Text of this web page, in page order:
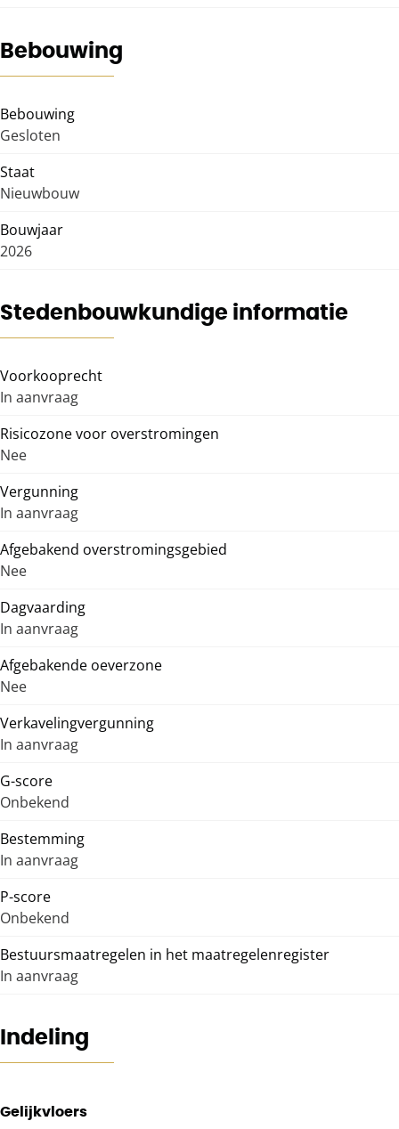
Bebouwing
Bebouwing
Gesloten
Staat
Nieuwbouw
Bouwjaar
2026
Stedenbouwkundige informatie
Voorkooprecht
In aanvraag
Risicozone voor overstromingen
Nee
Vergunning
In aanvraag
Afgebakend overstromingsgebied
Nee
Dagvaarding
In aanvraag
Afgebakende oeverzone
Nee
Verkavelingvergunning
In aanvraag
G-score
Onbekend
Bestemming
In aanvraag
P-score
Onbekend
Bestuursmaatregelen in het maatregelenregister
In aanvraag
Indeling
Gelijkvloers